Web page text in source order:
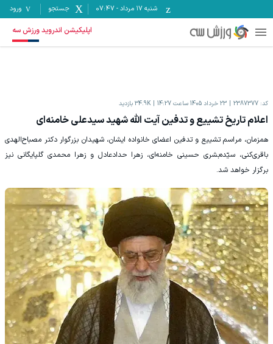
شنبه ۱۷ مرداد -
07:47 جستجو ورود
اپلیکیشن اندروید ورزش سه
کد: 2387377 23 خرداد 1405 ساعت 14:27 34.9K بازدید
اعلام تاریخ تشییع و تدفین آیت الله شهید سیدعلی خامنه‌ای
همزمان، مراسم تشییع و تدفین اعضای خانواده ایشان، شهیدان بزرگوار دکتر مصباح‌الهدی
باقری‌کنی، سیّده‌بشری حسینی خامنه‌ای، زهرا حدادعادل و زهرا محمدی گلپایگانی نیز
برگزار خواهد شد.